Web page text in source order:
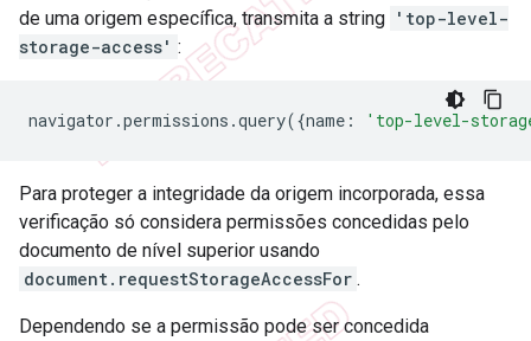
de uma origem específica, transmita a string 'top-level-
storage-access' :
navigator .permissions .query({name : 'top-level-
Para proteger a integridade da origem incorporada, essa
verificação só considera permissões concedidas pelo
documento de nível superior usando
document.requestStorageAccessFor .
Dependendo se a permissão pode ser concedida